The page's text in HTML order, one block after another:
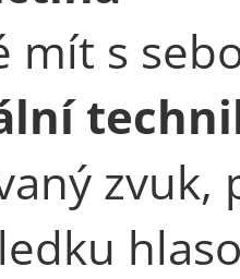
mít s
zvuk,